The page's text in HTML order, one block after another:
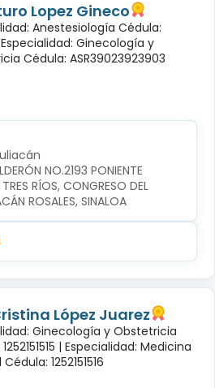
Lopez Gineco
Anestesiología Cédula:
Especialidad: Ginecología y
Cédula: ASR39023923903
NO.2193 PONIENTE
RÍOS, CONGRESO DEL
ROSALES, SINALOA
López Juarez
Ginecología y Obstetricia
| Especialidad: Medicina
1252151516